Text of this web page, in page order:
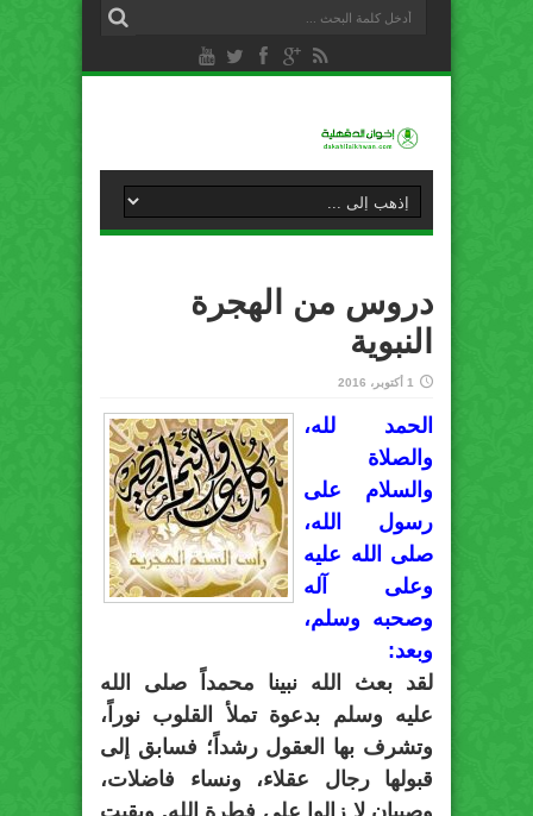
دروس من الهجرة
النبوية
1 أكتوبر، 2016
الحمد لله،
والصلاة
والسلام على
رسول الله،
صلى الله عليه
وعلى آله
وصحبه وسلم،
وبعد:
لقد بعث الله نبينا محمداً صلى الله
عليه وسلم بدعوة تملأ القلوب نوراً،
وتشرف بها العقول رشداً؛ فسابق إلى
قبولها رجال عقلاء، ونساء فاضلات،
وصبيان لا زالوا على فطرة الله. وبقيت